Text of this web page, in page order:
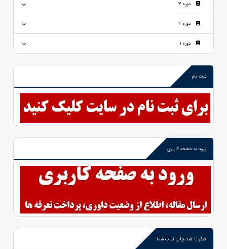
دوره 3
دوره 2
دوره 1
ثبت نام
ورود به صفحه کاربری
صفر تا صد چاپ کتاب شما